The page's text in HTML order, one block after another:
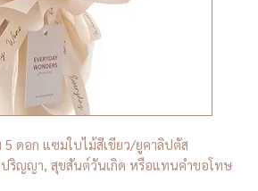
ดอก แซมใบไม้สีเขียว/ยูคาลิปตัส
ริญญา, สุขสันต์วันเกิด หรือแทนคำขอโทษ